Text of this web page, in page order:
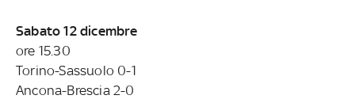
Sabato 12 dicembre
ore 15.30
Torino-Sassuolo 0-1
Ancona-Brescia 2-0